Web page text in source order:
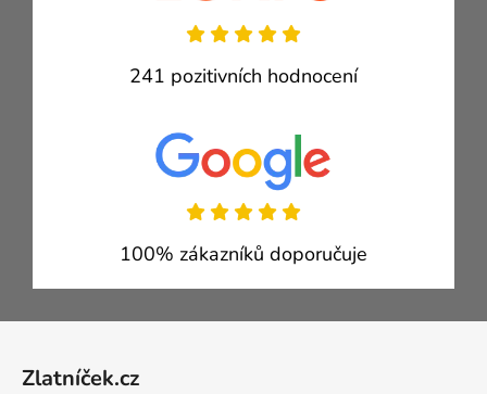
241 pozitivních hodnocení
100% zákazníků doporučuje
Zlatníček.cz